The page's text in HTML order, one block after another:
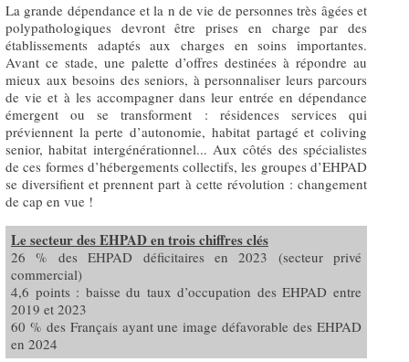
La grande dépendance et la n de vie de personnes très âgées et
polypathologiques devront être prises en charge par des
établissements adaptés aux charges en soins importantes.
Avant ce stade, une palette d’offres destinées à répondre au
mieux aux besoins des seniors, à personnaliser leurs parcours
de vie et à les accompagner dans leur entrée en dépendance
émergent ou se transforment : résidences services qui
préviennent la perte d’autonomie, habitat partagé et coliving
senior, habitat intergénérationnel... Aux côtés des spécialistes
de ces formes d’hébergements collectifs, les groupes d’EHPAD
se diversifient et prennent part à cette révolution : changement
de cap en vue !
Le secteur des EHPAD en trois chiffres clés
26 % des EHPAD déficitaires en 2023 (secteur privé
commercial)
4,6 points : baisse du taux d’occupation des EHPAD entre
2019 et 2023
60 % des Français ayant une image défavorable des EHPAD
en 2024